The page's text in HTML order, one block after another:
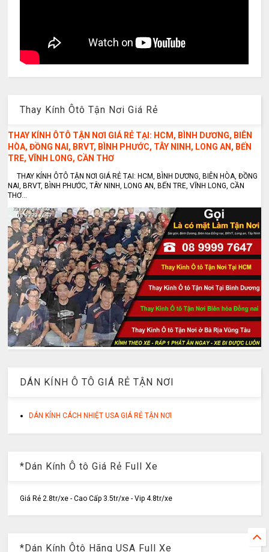
Thay Kính Ôtô Tận Nơi Giá Rẻ
THAY KÍNH ÔTÔ TẬN NƠI GIÁ RẺ TẠI: HCM, BÌNH DƯƠNG, BIÊN
HÒA, ĐỒNG NAI, BRVT, BÌNH PHƯỚC, TÂY NINH, LONG AN, BẾN
TRE, VĨNH LONG, CẦN THƠ
THAY KÍNH ÔTÔ TẬN NƠI GIÁ RẺ TẠI: HCM, BÌNH DƯƠNG, BIÊN HÒA, ĐỒNG
NAI, BRVT, BÌNH PHƯỚC, TÂY NINH, LONG AN, BẾN TRE, VĨNH LONG, CẦN
THƠ...
DÁN KÍNH Ô TÔ GIÁ RẺ TẬN NƠI
DÁN KÍNH CÁCH NHIỆT USA GIÁ RẺ TẬN NƠI
*Dán Kính Ô tô Giá Rẻ Full Xe
Giá Rẻ 2.8tr/xe - Cao Cấp 3.5tr/xe - Vip 4.8tr/xe
*Dán Kính Ôtô Hãng USA Full Xe